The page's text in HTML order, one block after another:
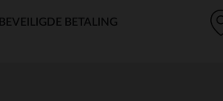
BEVEILIGDE BETALING